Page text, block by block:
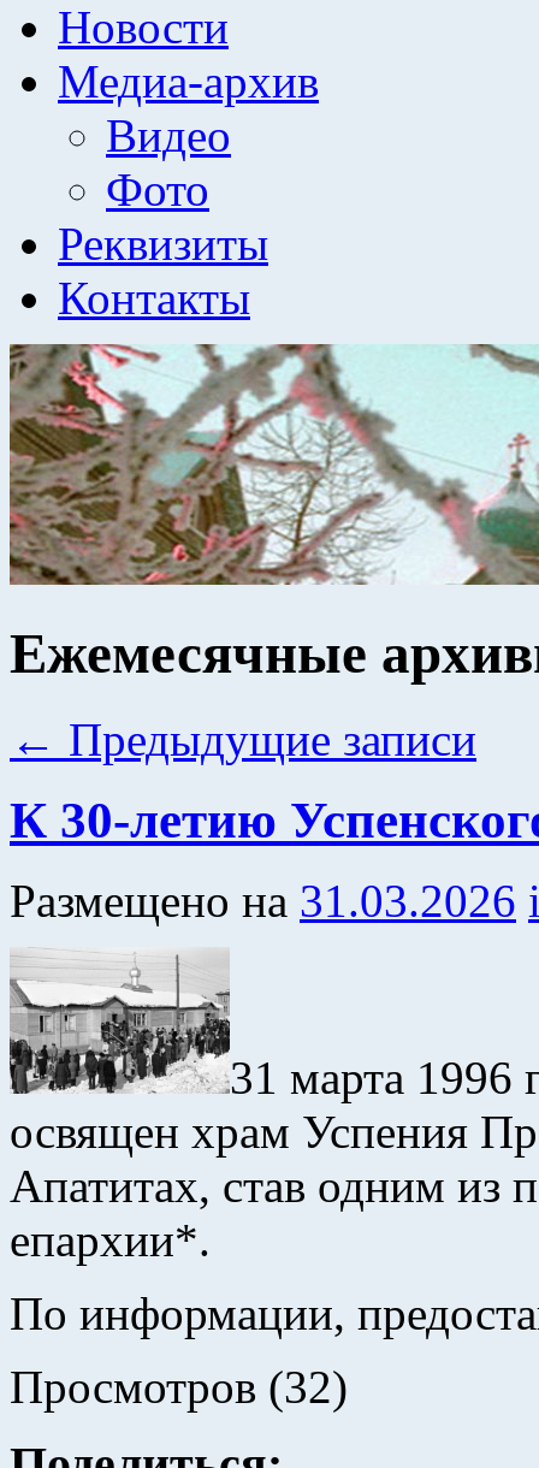
Новости
Медиа-архив
Видео
Фото
Реквизиты
Контакты
Ежемесячные
← Предыдущие записи
К 30-летию
Размещено на 31.03.2026
31 марта 1996
освящен храм Успения
Апатитах, став одним из
епархии*.
По информации,
Просмотров (32)